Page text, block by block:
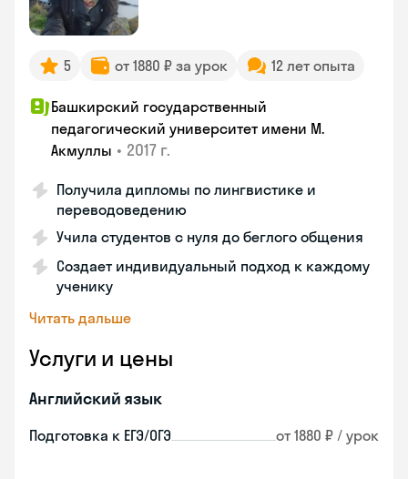
5 от 1880 ₽ за урок 12 лет опыта
Башкирский государственный
педагогический университет имени М.
Акмуллы • 2017 г.
Получила дипломы по лингвистике и
переводоведению
Учила студентов с нуля до беглого общения
Создает индивидуальный подход к каждому
ученику
Читать дальше
Услуги и цены
Английский язык
Подготовка к ЕГЭ/ОГЭ от 1880 ₽ / урок